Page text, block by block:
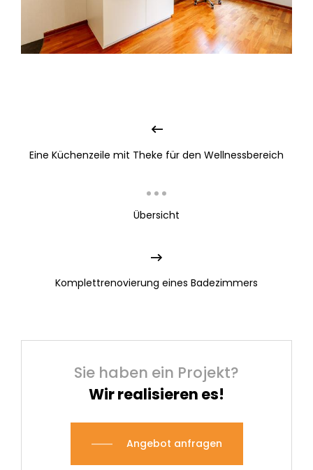
Eine Küchenzeile mit Theke für den Wellnessbereich
Übersicht
Komplettrenovierung eines Badezimmers
Sie haben ein Projekt?
Wir realisieren es!
Angebot anfragen